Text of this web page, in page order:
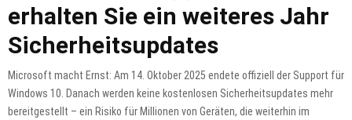
erhalten Sie ein weiteres Jahr
Sicherheitsupdates
Microsoft macht Ernst: Am 14. Oktober 2025 endete offiziell der Support für
Windows 10. Danach werden keine kostenlosen Sicherheitsupdates mehr
bereitgestellt – ein Risiko für Millionen von Geräten, die weiterhin im